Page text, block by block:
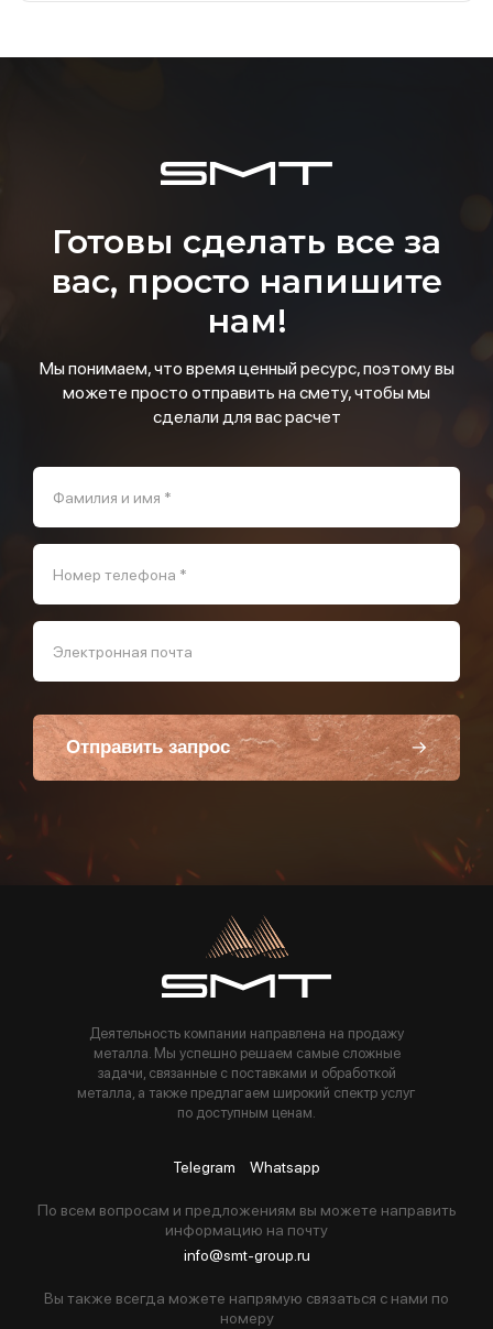
Готовы сделать все за
вас, просто напишите
нам!
Мы понимаем, что время ценный ресурс, поэтому вы
можете просто отправить на смету, чтобы мы
сделали для вас расчет
Фамилия и имя *
Номер телефона *
Электронная почта
Отправить запрос
Пользуясь данной формой вы соглашаетесь с политикой компании
Деятельность компании направлена на продажу
металла. Мы успешно решаем самые сложные
задачи, связанные с поставками и обработкой
металла, а также предлагаем широкий спектр услуг
по доступным ценам.
Telegram Whatsapp
По всем вопросам и предложениям вы можете направить
информацию на почту
info@smt-group.ru
Вы также всегда можете напрямую связаться с нами по
номеру